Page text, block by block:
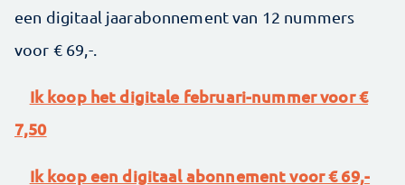
een digitaal jaarabonnement van 12 nummers
voor € 69,-.
Ik koop het digitale februari-nummer voor €
7,50
Ik koop een digitaal abonnement voor € 69,-